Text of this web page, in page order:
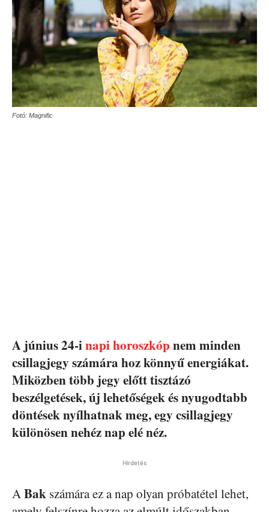
Fotó: Magnific
A június 24-inapi horoszkóp nem minden
csillagjegy számára hoz könnyű energiákat.
Miközben több jegy előtt tisztázó
beszélgetések, új lehetőségek és nyugodtabb
döntések nyílhatnak meg, egy csillagjegy
különösen nehéz nap elé néz.
Hirdetés
ABak számára ez a nap olyan próbatétel lehet,